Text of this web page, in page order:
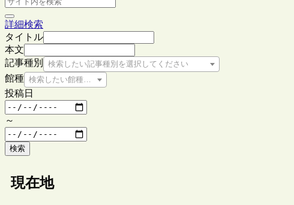
詳細検索
タイトル
本文
記事種別
検索したい記事種別を選択してください
館種 検索したい館種を選択してください
投稿日
～
検索
現在地